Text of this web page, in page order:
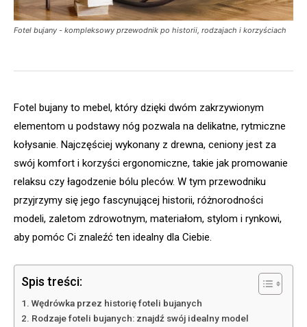
Fotel bujany - kompleksowy przewodnik po historii, rodzajach i korzyściach
Fotel bujany to mebel, który dzięki dwóm zakrzywionym
elementom u podstawy nóg pozwala na delikatne, rytmiczne
kołysanie. Najczęściej wykonany z drewna, ceniony jest za
swój komfort i korzyści ergonomiczne, takie jak promowanie
relaksu czy łagodzenie bólu pleców. W tym przewodniku
przyjrzymy się jego fascynującej historii, różnorodności
modeli, zaletom zdrowotnym, materiałom, stylom i rynkowi,
aby pomóc Ci znaleźć ten idealny dla Ciebie.
Spis treści:
Wędrówka przez historię foteli bujanych
Rodzaje foteli bujanych: znajdź swój idealny model